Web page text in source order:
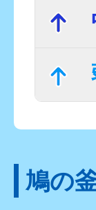
鳩の